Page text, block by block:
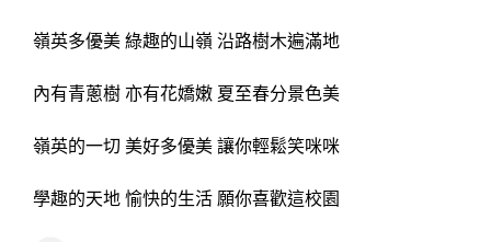
嶺英多優美 綠趣的山嶺 沿路樹木遍滿地
內有青蔥樹 亦有花嬌嫩 夏至春分景色美
嶺英的一切 美好多優美 讓你輕鬆笑咪咪
學趣的天地 愉快的生活 願你喜歡這校園